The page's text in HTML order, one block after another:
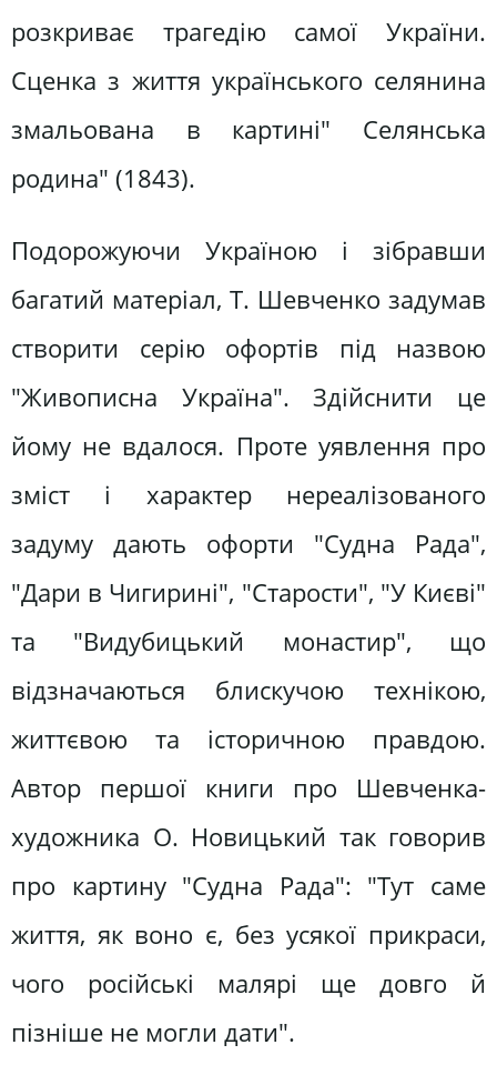
розкриває трагедію самої України.
Сценка з життя українського селянина
змальована в картині" Селянська
родина" (1843).
Подорожуючи Україною і зібравши
багатий матеріал, Т. Шевченко задумав
створити серію офортів під назвою
"Живописна Україна". Здійснити це
йому не вдалося. Проте уявлення про
зміст і характер нереалізованого
задуму дають офорти "Судна Рада",
"Дари в Чигирині", "Старости", "У Києві"
та "Видубицький монастир", що
відзначаються блискучою технікою,
життєвою та історичною правдою.
Автор першої книги про Шевченка-
художника О. Новицький так говорив
про картину "Судна Рада": "Тут саме
життя, як воно є, без усякої прикраси,
чого російські малярі ще довго й
пізніше не могли дати".